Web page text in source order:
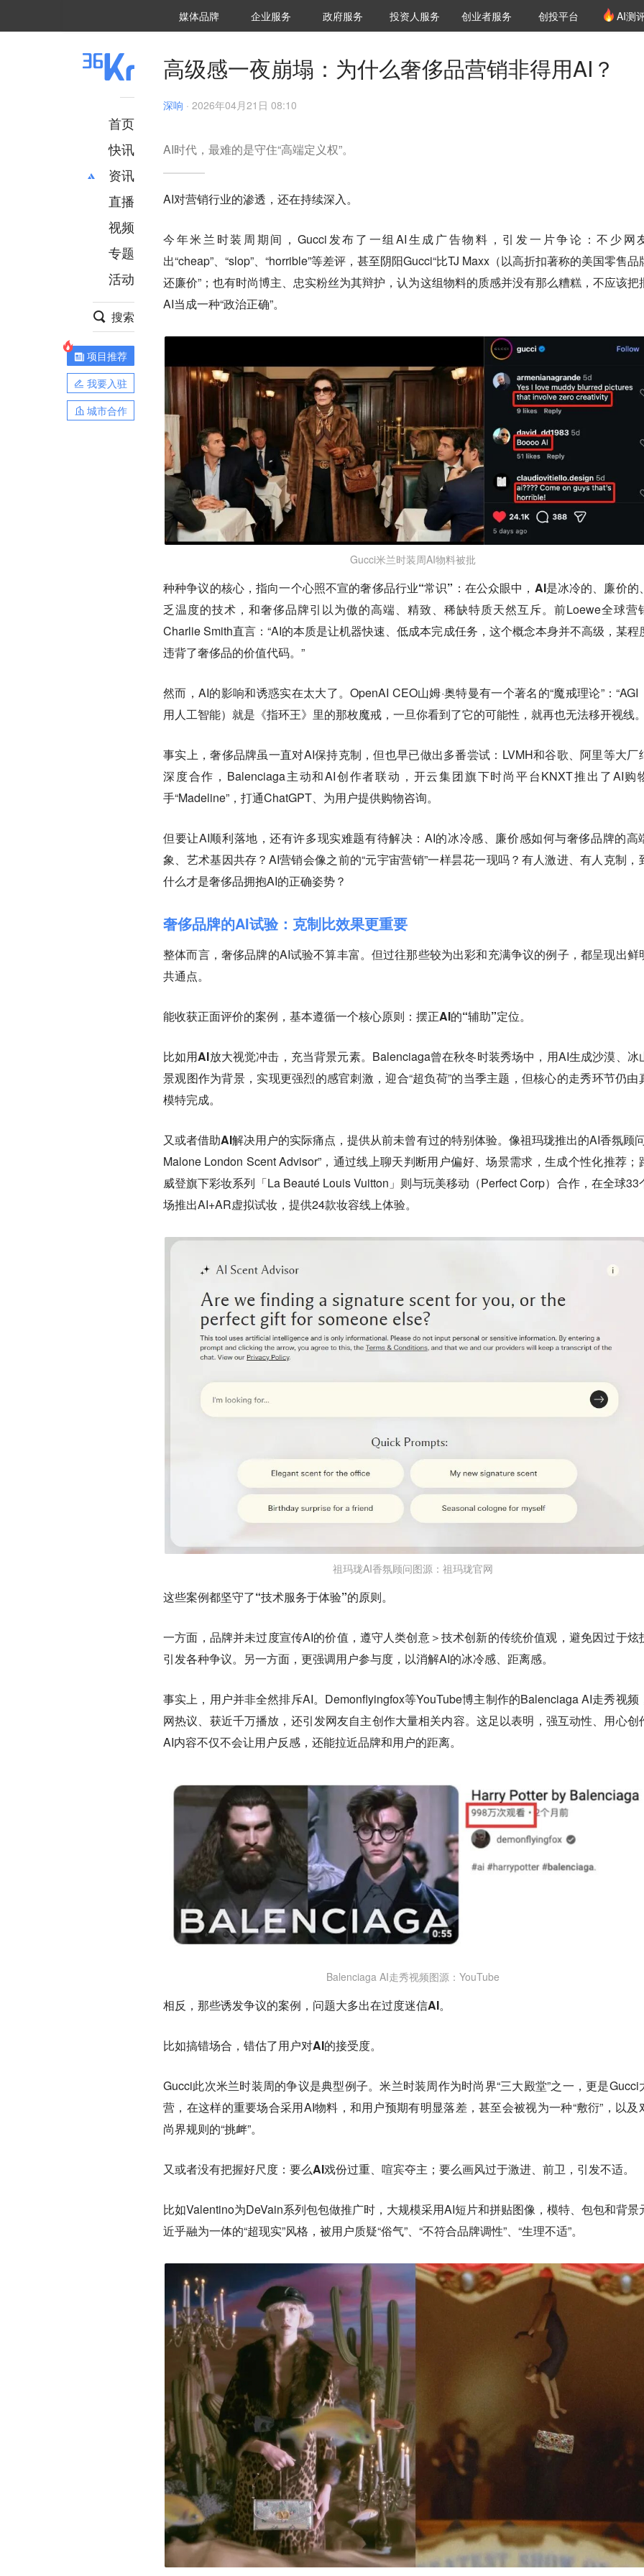
媒体品牌 36Kr研究院
企业服务 城市之窗
政府服务 VClub投资机构库
投资机构职位推介
投资人服务 创投氪堂
创业者服务 创投平台 AI测
首页
快讯
资讯
推荐
财经
项目推荐
安徽
直播
视频
专题
活动
搜索
项目推荐
我要入驻
城市合作
高级感一夜崩塌：为什么奢侈品营销非得用AI？
深响 · 2026年04月21日 08:10
AI时代，最难的是守住“高端定义权”。
AI对营销行业的渗透，还在持续深入。
今年米兰时装周期间，Gucci发布了一组AI生成广告物料，引发一片争论：不少网
出“cheap”、“slop”、“horrible”等差评，甚至阴阳Gucci“比TJ Maxx（以高折扣著称的美国零售品
还廉价”；也有时尚博主、忠实粉丝为其辩护，认为这组物料的质感并没有那么糟糕，不应该把
AI当成一种“政治正确”。
Gucci米兰时装周AI物料被批
种种争议的核心，指向一个心照不宣的奢侈品行业“常识”：在公众眼中，AI是冰冷的、廉价的
乏温度的技术，和奢侈品牌引以为傲的高端、精致、稀缺特质天然互斥。 前Loewe全球营
Charlie Smith直言：“AI的本质是让机器快速、低成本完成任务，这个概念本身并不高级，某程
违背了奢侈品的价值代码。”
然而，AI的影响和诱惑实在太大了。OpenAI CEO山姆·奥特曼有一个著名的“魔戒理论”：“AGI
用人工智能）就是《指环王》里的那枚魔戒，一旦你看到了它的可能性，就再也无法移开视线
事实上，奢侈品牌虽一直对AI保持克制，但也早已做出多番尝试：LVMH和谷歌、阿里等大厂
深度合作，Balenciaga主动和AI创作者联动，开云集团旗下时尚平台KNXT推出了AI购
手“Madeline”，打通ChatGPT、为用户提供购物咨询。
但要让AI顺利落地，还有许多现实难题有待解决：AI的冰冷感、廉价感如何与奢侈品牌的高
象、艺术基因共存？AI营销会像之前的“元宇宙营销”一样昙花一现吗？有人激进、有人克制，
什么才是奢侈品拥抱AI的正确姿势？
奢侈品牌的AI试验：克制比效果更重要
整体而言，奢侈品牌的AI试验不算丰富。但过往那些较为出彩和充满争议的例子，都呈现出鲜
共通点。
能收获正面评价的案例，基本遵循一个核心原则： 摆正AI的“辅助”定位。
比如用AI放大视觉冲击，充当背景元素。 Balenciaga曾在秋冬时装秀场中，用AI生成沙漠、冰
景观图作为背景，实现更强烈的感官刺激，迎合“超负荷”的当季主题，但核心的走秀环节仍由
模特完成。
又或者借助AI解决用户的实际痛点，提供从前未曾有过的特别体验。 像祖玛珑推出的AI香氛顾
Malone London Scent Advisor”，通过线上聊天判断用户偏好、场景需求，生成个性化推荐；
威登旗下彩妆系列「La Beauté Louis Vuitton」则与玩美移动（Perfect Corp）合作，在全球33
场推出AI+AR虚拟试妆，提供24款妆容线上体验。
祖玛珑AI香氛顾问图源：祖玛珑官网
这些案例都坚守了“技术服务于体验”的原则。
一方面，品牌并未过度宣传AI的价值，遵守人类创意＞技术创新的传统价值观，避免因过于炫
引发各种争议。另一方面，更强调用户参与度，以消解AI的冰冷感、距离感。
事实上，用户并非全然排斥AI。Demonflyingfox等YouTube博主制作的Balenciaga AI走秀视频
网热议、获近千万播放，还引发网友自主创作大量相关内容。这足以表明，强互动性、用心创
AI内容不仅不会让用户反感，还能拉近品牌和用户的距离。
Balenciaga AI走秀视频图源：YouTube
相反，那些诱发争议的案例，问题大多出在过度迷信AI。
比如搞错场合，错估了用户对AI的接受度。
Gucci此次米兰时装周的争议是典型例子。米兰时装周作为时尚界“三大殿堂”之一，更是Gucci
营，在这样的重要场合采用AI物料，和用户预期有明显落差，甚至会被视为一种“敷衍”，以及
尚界规则的“挑衅”。
又或者没有把握好尺度：要么AI戏份过重、喧宾夺主；要么画风过于激进、前卫，引发不适。
比如Valentino为DeVain系列包包做推广时，大规模采用AI短片和拼贴图像，模特、包包和背景
近乎融为一体的“超现实”风格，被用户质疑“俗气”、“不符合品牌调性”、“生理不适”。